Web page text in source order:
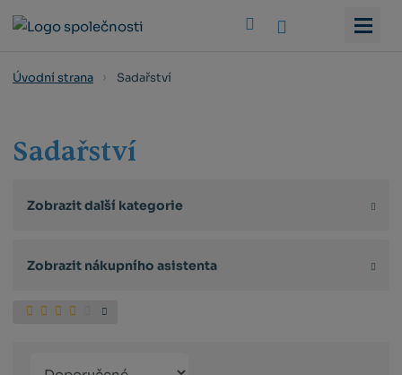
Úvodní strana Sadařství
Sadařství
Zobrazit další kategorie
Zobrazit nákupního asistenta